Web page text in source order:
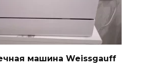
машина Weissgauff